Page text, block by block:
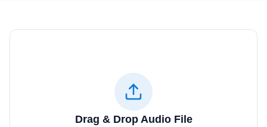
Drag & Drop Audio File